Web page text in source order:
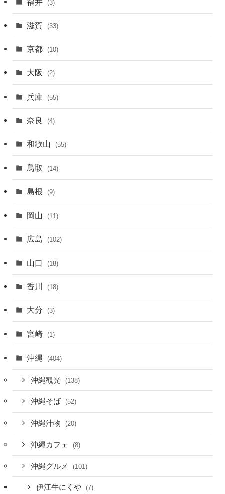
(3)
滋賀 (33)
京都 (10)
大阪 (2)
兵庫 (55)
奈良 (4)
和歌山 (55)
鳥取 (14)
島根 (9)
岡山 (11)
広島 (102)
山口 (18)
香川 (18)
大分 (3)
宮崎 (1)
沖縄 (404)
沖縄観光 (138)
沖縄そば (52)
沖縄汁物 (20)
沖縄カフェ (8)
沖縄グルメ (101)
伊江牛にくや (7)